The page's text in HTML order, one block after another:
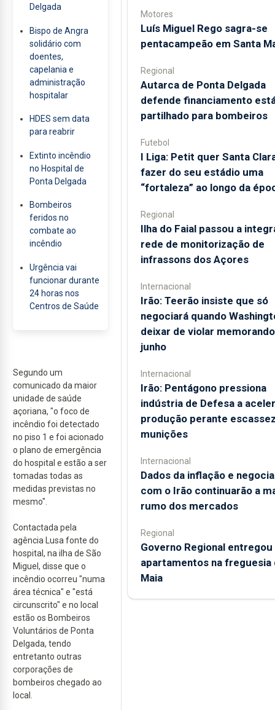
Delgada
Bispo de Angra
solidário com
doentes,
capelania e
administração
hospitalar
HDES sem data
para reabrir
Extinto incêndio
no Hospital de
Ponta Delgada
Bombeiros
feridos no
combate ao
incêndio
Urgência vai
funcionar durante
24 horas nos
Centros de Saúde
Segundo um
comunicado da maior
unidade de saúde
açoriana, "o foco de
incêndio foi detectado
no piso 1 e foi acionado
o plano de emergência
do hospital e estão a ser
tomadas todas as
medidas previstas no
mesmo".
Contactada pela
agência Lusa fonte do
hospital, na ilha de São
Miguel, disse que o
incêndio ocorreu "numa
área técnica" e "está
circunscrito" e no local
estão os Bombeiros
Voluntários de Ponta
Delgada, tendo
entretanto outras
corporações de
bombeiros chegado ao
local.
Motores
Luís Miguel Rego sagra-se
pentacampeão em Santa
Regional
Autarca de Ponta Delgada
defende financiamento
partilhado para bombeiros
Futebol
I Liga: Petit quer Santa
fazer do seu estádio uma
“fortaleza” ao longo da
Regional
Ilha do Faial passou a
rede de monitorização de
infrassons dos Açores
Internacional
Irão: Teerão insiste que só
negociará quando
deixar de violar
junho
Internacional
Irão: Pentágono pressiona
indústria de Defesa a
produção perante
munições
Internacional
Dados da inflação e
com o Irão continuarão a
rumo dos mercados
Regional
Governo Regional entregou
apartamentos na freguesia
Maia